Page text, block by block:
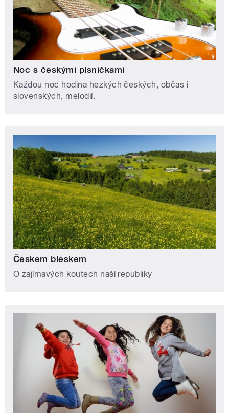
Noc s českými písničkami
Každou noc hodina hezkých českých, občas i
slovenských, melodií.
Českem bleskem
O zajímavých koutech naší republiky